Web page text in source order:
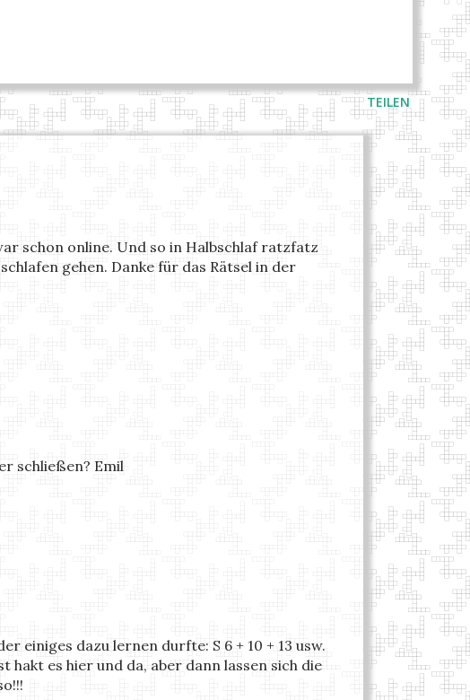
TEILEN
schon online. Und so in Halbschlaf ratzfatz
gehen. Danke für das Rätsel in der
schließen? Emil
einiges dazu lernen durfte: S 6 + 10 + 13 usw.
es hier und da, aber dann lassen sich die